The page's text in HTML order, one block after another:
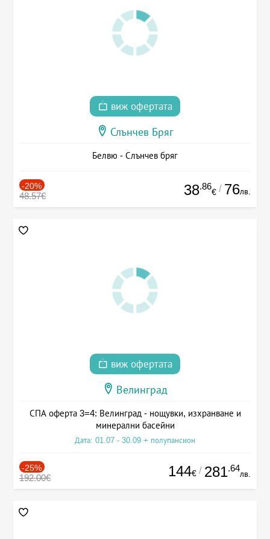
виж офертата
Слънчев Бряг
Белвю - Слънчев бряг
-20%
48.57€ 38.86
€ / 76лв.
виж офертата
Велинград
СПА оферта 3=4: Велинград - нощувки, изхранване и
минерални басейни
Дата: 01.07 - 30.09 + полупансион
-25%
192.00€ 144€ / 281.64
лв.